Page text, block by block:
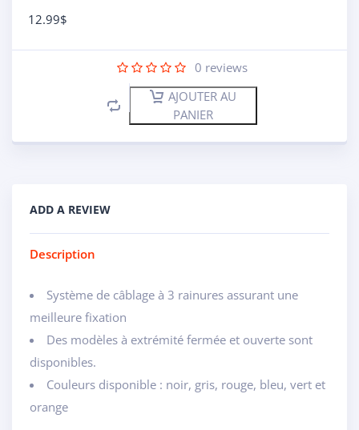
12.99$
0 reviews
AJOUTER AU
PANIER
ADD A REVIEW
Description
Système de câblage à 3 rainures assurant une
meilleure fixation
Des modèles à extrémité fermée et ouverte sont
disponibles.
Couleurs disponible : noir, gris, rouge, bleu, vert et
orange